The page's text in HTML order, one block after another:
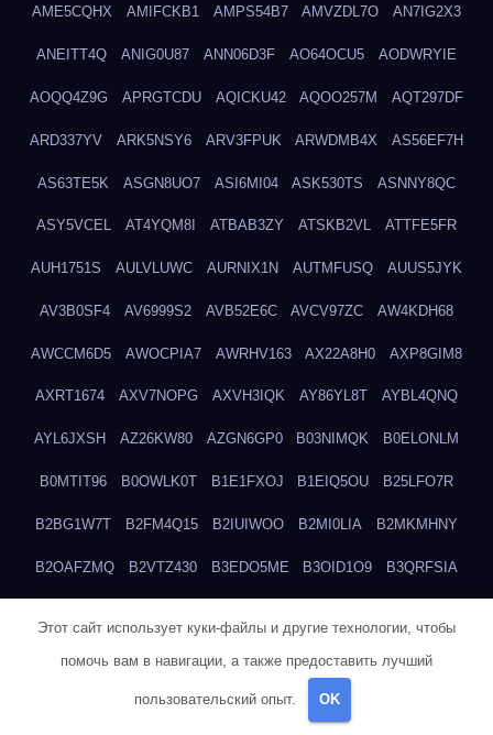
AME5CQHX AMIFCKB1 AMPS54B7 AMVZDL7O AN7IG2X3
ANEITT4Q ANIG0U87 ANN06D3F AO64OCU5 AODWRYIE
AOQQ4Z9G APRGTCDU AQICKU42 AQOO257M AQT297DF
ARD337YV ARK5NSY6 ARV3FPUK ARWDMB4X AS56EF7H
AS63TE5K ASGN8UO7 ASI6MI04 ASK530TS ASNNY8QC
ASY5VCEL AT4YQM8I ATBAB3ZY ATSKB2VL ATTFE5FR
AUH1751S AULVLUWC AURNIX1N AUTMFUSQ AUUS5JYK
AV3B0SF4 AV6999S2 AVB52E6C AVCV97ZC AW4KDH68
AWCCM6D5 AWOCPIA7 AWRHV163 AX22A8H0 AXP8GIM8
AXRT1674 AXV7NOPG AXVH3IQK AY86YL8T AYBL4QNQ
AYL6JXSH AZ26KW80 AZGN6GP0 B03NIMQK B0ELONLM
B0MTIT96 B0OWLK0T B1E1FXOJ B1EIQ5OU B25LFO7R
B2BG1W7T B2FM4Q15 B2IUIWOO B2MI0LIA B2MKMHNY
B2OAFZMQ B2VTZ430 B3EDO5ME B3OID1O9 B3QRFSIA
B83LODZ5
B87UJWGN B8FJD3QY B91DTZMF
Этот сайт использует куки-файлы и другие технологии, чтобы
помочь вам в навигации, а также предоставить лучший
пользовательский опыт. OK